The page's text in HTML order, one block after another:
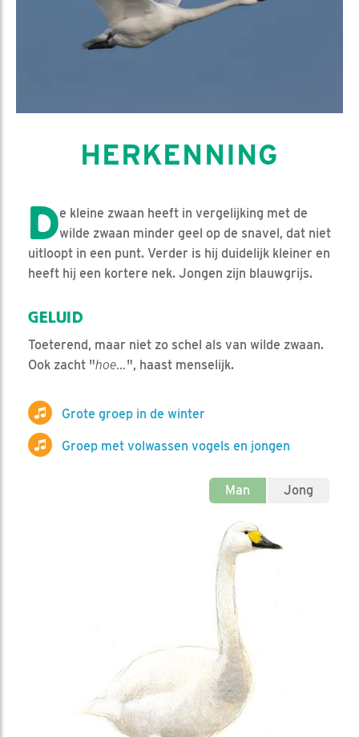
HERKENNING
De kleine zwaan heeft in vergelijking met de
wilde zwaan minder geel op de snavel, dat niet
uitloopt in een punt. Verder is hij duidelijk kleiner en
heeft hij een kortere nek. Jongen zijn blauwgrijs.
GELUID
Toeterend, maar niet zo schel als van wilde zwaan.
Ook zacht "hoe…", haast menselijk.
Grote groep in de winter
Groep met volwassen vogels en jongen
Man Jong